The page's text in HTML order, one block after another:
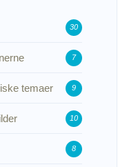
30
7
temaer 9
10
8